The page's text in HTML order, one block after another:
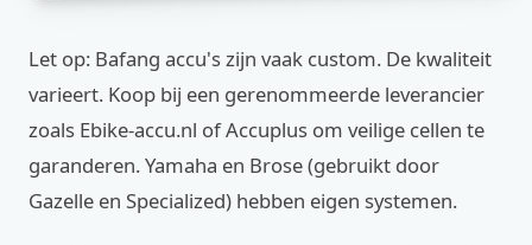
Let op: Bafang accu's zijn vaak custom. De kwaliteit
varieert. Koop bij een gerenommeerde leverancier
zoals Ebike-accu.nl of Accuplus om veilige cellen te
garanderen. Yamaha en Brose (gebruikt door
Gazelle en Specialized) hebben eigen systemen.